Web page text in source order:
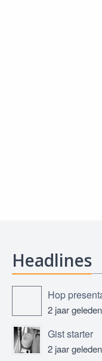
Headlines
Hop
2 jaar geleden
Gist starter
2 jaar geleden